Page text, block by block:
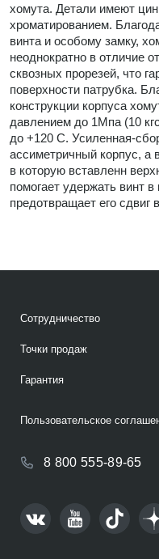
хомута. Детали имеют
хроматированием.
винта и особому замку,
неоднократно в отличие
сквозных прорезей, что
поверхности патрубка.
конструкции корпуса
давлением до 1Мпа (10
до +120 С. Усиленная-
ассиметричный корпус, а
в которую вставленн
помогает удержать винт
предотвращает его сдвиг
Сотрудничество
Точки продаж
Гарантия
8 800 555-89-65
Пользовательское